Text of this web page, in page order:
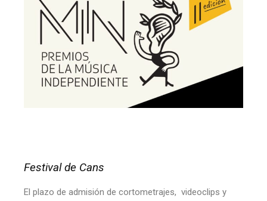
Festival de Cans
El plazo de admisión de cortometrajes, videoclips y